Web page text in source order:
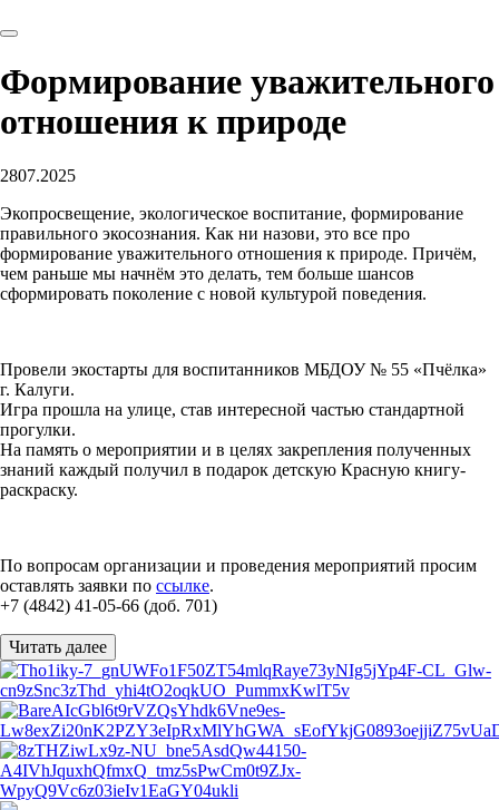
Формирование уважительного
отношения к природе
2807.2025
Экопросвещение, экологическое воспитание, формирование
правильного экосознания. Как ни назови, это все про
формирование уважительного отношения к природе. Причём,
чем раньше мы начнём это делать, тем больше шансов
сформировать поколение с новой культурой поведения.
Провели экостарты для воспитанников МБДОУ № 55 «Пчёлка»
г. Калуги.
Игра прошла на улице, став интересной частью стандартной
прогулки.
На память о мероприятии и в целях закрепления полученных
знаний каждый получил в подарок детскую Красную книгу-
раскраску.
По вопросам организации и проведения мероприятий просим
оставлять заявки по ссылке.
+7 (4842) 41-05-66 (доб. 701)
Читать далее